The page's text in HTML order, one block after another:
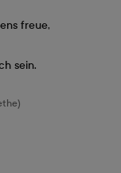
freue,
sein.